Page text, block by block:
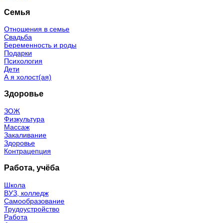
Семья
Отношения в семье
Свадьба
Беременность и роды
Подарки
Психология
Дети
А я холост(ая)
Здоровье
ЗОЖ
Физкультура
Массаж
Закаливание
Здоровье
Контрацепция
Работа, учёба
Школа
ВУЗ, колледж
Самообразование
Трудоустройство
Работа